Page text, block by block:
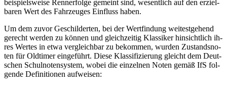
bei­spiels­wei­se Renn­erfol­ge ge­meint sind, we­sent­lich auf den er­ziel­
ba­ren Wert des Fahr­zeu­ges Ein­fluss ha­ben.
Um dem zu­vor Ge­schil­der­ten, bei der Wert­fin­dung wei­test­ge­hend
ge­recht wer­den zu kön­nen und gleich­zei­tig Klas­si­ker hin­sicht­lich ih­
res Wer­tes in et­wa ver­gleich­bar zu be­kom­men, wur­den Zu­stands­no­
ten für Old­ti­mer ein­ge­führt. Die­se Klas­si­fi­zie­rung gleicht dem Deut­
schen Schul­no­ten­sys­tem, wo­bei die ein­zel­nen No­ten ge­mäß IfS fol­
gen­de De­fi­ni­tio­nen auf­wei­sen: